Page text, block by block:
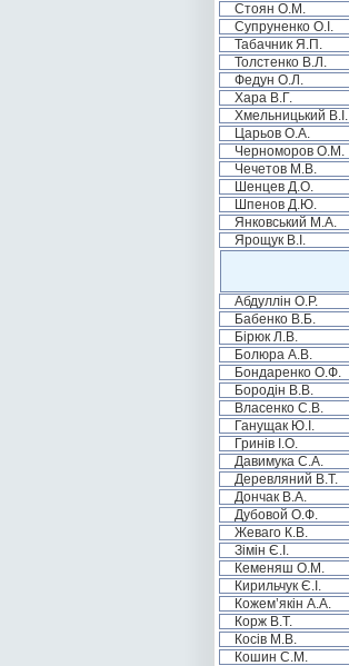
Стоян О.М.
Супруненко О.І.
Табачник Я.П.
Толстенко В.Л.
Федун О.Л.
Хара В.Г.
Хмельницький В.І.
Царьов О.А.
Черноморов О.М.
Чечетов М.В.
Шенцев Д.О.
Шпенов Д.Ю.
Янковський М.А.
Ярощук В.І.
Абдуллін О.Р.
Бабенко В.Б.
Бірюк Л.В.
Болюра А.В.
Бондаренко О.Ф.
Бородін В.В.
Власенко С.В.
Ганущак Ю.І.
Гринів І.О.
Давимука С.А.
Деревляний В.Т.
Дончак В.А.
Дубовой О.Ф.
Жеваго К.В.
Зімін Є.І.
Кеменяш О.М.
Кирильчук Є.І.
Кожем’якін А.А.
Корж В.Т.
Косів М.В.
Кошин С.М.